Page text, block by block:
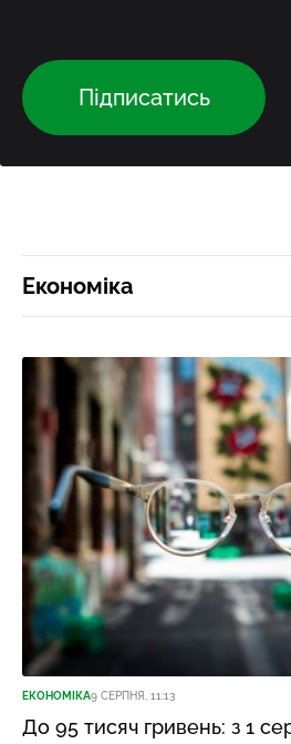
Підписатись
Економіка
ЕКОНОМІКА9 СЕРПНЯ, 11:13
До 95 тисяч гривень: з 1